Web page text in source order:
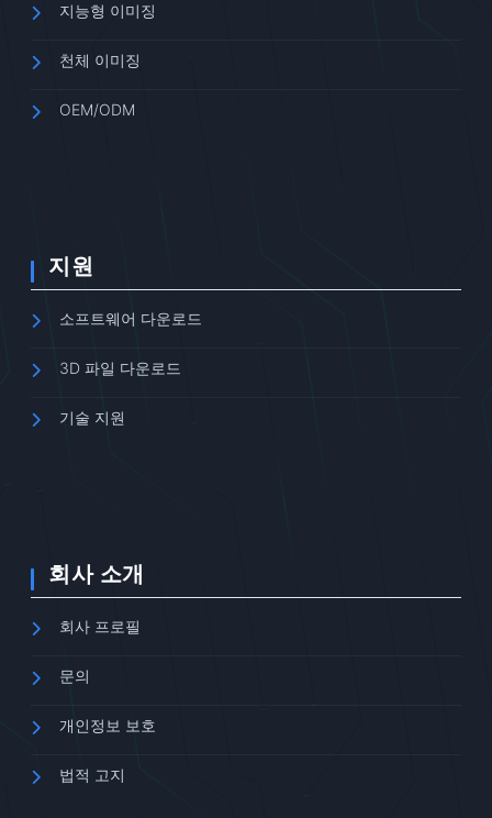
지능형 이미징
천체 이미징
OEM/ODM
지원
소프트웨어 다운로드
3D 파일 다운로드
기술 지원
회사 소개
회사 프로필
문의
개인정보 보호
법적 고지